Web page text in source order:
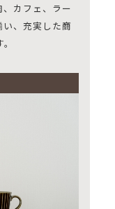
カフェ、ラー
、充実した商